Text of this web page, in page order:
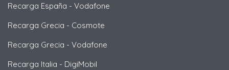
Recarga España - Vodafone
Recarga Grecia - Cosmote
Recarga Grecia - Vodafone
Recarga Italia - DigiMobil